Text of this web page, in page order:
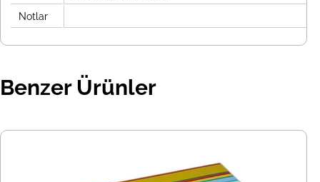
Notlar
Benzer Ürünler